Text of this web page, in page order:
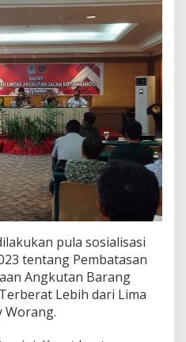
pula sosialisasi
tentang Pembatasan
Angkutan Barang
Lebih dari Lima
Worang.